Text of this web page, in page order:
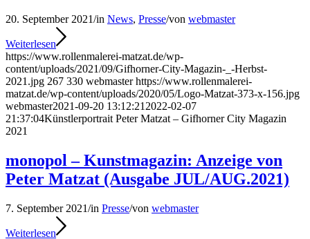
20. September 2021/in News, Presse/von webmaster
Weiterlesen
https://www.rollenmalerei-matzat.de/wp-
content/uploads/2021/09/Gifhorner-City-Magazin-_-Herbst-
2021.jpg 267 330 webmaster https://www.rollenmalerei-
matzat.de/wp-content/uploads/2020/05/Logo-Matzat-373-x-156.jpg
webmaster2021-09-20 13:12:21 2022-02-07
21:37:04Künstlerportrait Peter Matzat – Gifhorner City Magazin
2021
monopol – Kunstmagazin: Anzeige von
Peter Matzat (Ausgabe JUL/AUG.2021)
7. September 2021/in Presse/von webmaster
Weiterlesen